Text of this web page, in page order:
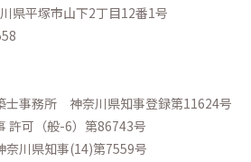
県平塚市山下2丁目12番1号
士事務所 神奈川県知事登録第11624号
許可（般-6）第86743号
奈川県知事(14)第7559号